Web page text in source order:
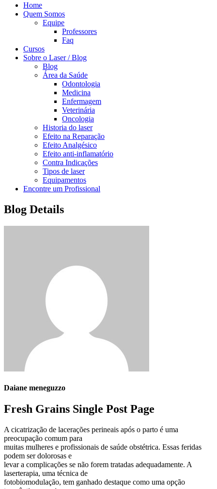
Home
Quem Somos
Equipe
Professores
Faq
Cursos
Sobre o Laser / Blog
Blog
Área da Saúde
Odontologia
Medicina
Enfermagem
Veterinária
Oncologia
Historia do laser
Efeito na Reparação
Efeito Analgésico
Efeito anti-inflamatório
Contra Indicações
Tipos de laser
Equipamentos
Encontre um Profissional
Blog Details
Daiane meneguzzo
Fresh Grains Single Post Page
A cicatrização de lacerações perineais após o parto é uma
preocupação comum para
muitas mulheres e profissionais de saúde obstétrica. Essas feridas
podem ser dolorosas e
levar a complicações se não forem tratadas adequadamente. A
laserterapia, uma técnica de
fotobiomodulação, tem ganhado destaque como uma opção